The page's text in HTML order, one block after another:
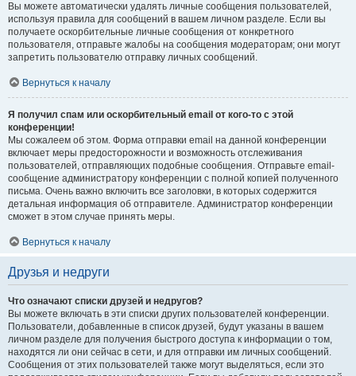
Вы можете автоматически удалять личные сообщения пользователей,
используя правила для сообщений в вашем личном разделе. Если вы
получаете оскорбительные личные сообщения от конкретного
пользователя, отправьте жалобы на сообщения модераторам; они могут
запретить пользователю отправку личных сообщений.
Вернуться к началу
Я получил спам или оскорбительный email от кого-то с этой
конференции!
Мы сожалеем об этом. Форма отправки email на данной конференции
включает меры предосторожности и возможность отслеживания
пользователей, отправляющих подобные сообщения. Отправьте email-
сообщение администратору конференции с полной копией полученного
письма. Очень важно включить все заголовки, в которых содержится
детальная информация об отправителе. Администратор конференции
сможет в этом случае принять меры.
Вернуться к началу
Друзья и недруги
Что означают списки друзей и недругов?
Вы можете включать в эти списки других пользователей конференции.
Пользователи, добавленные в список друзей, будут указаны в вашем
личном разделе для получения быстрого доступа к информации о том,
находятся ли они сейчас в сети, и для отправки им личных сообщений.
Сообщения от этих пользователей также могут выделяться, если это